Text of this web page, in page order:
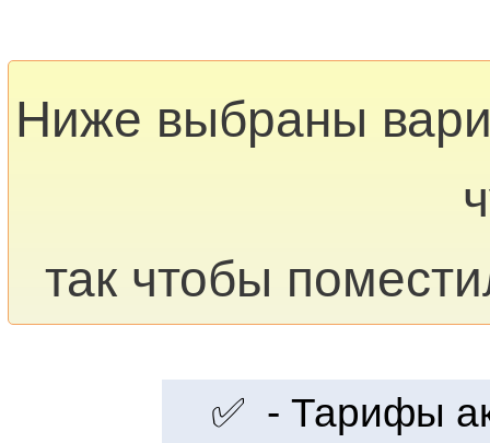
Ниже выбраны
так чтобы
✅ - Тарифы